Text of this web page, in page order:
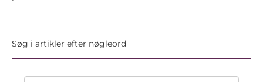
Søg i artikler efter nøgleord